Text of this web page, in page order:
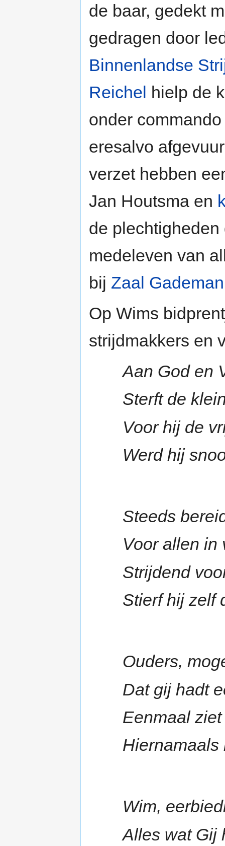
de baar, gedekt
gedragen door
Binnenlandse
Reichel hielp de
onder
eresalvo
verzet hebben
Jan Houtsma en
de
medeleven van
bij Zaal Gademan
Op Wims
strijdmakkers en
Aan God en
Sterft de
Voor hij de
Werd hij
Steeds
Voor allen in
Strijdend
Stierf hij zelf
Ouders,
Dat gij hadt
Eenmaal
Hiernamaals
Wim,
Alles wat Gij